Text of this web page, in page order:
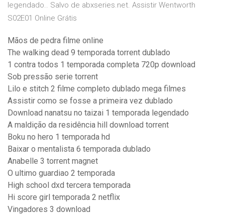
legendado.. Salvo de abxseries.net. Assistir Wentworth
S02E01 Online Grátis
Mãos de pedra filme online
The walking dead 9 temporada torrent dublado
1 contra todos 1 temporada completa 720p download
Sob pressão serie torrent
Lilo e stitch 2 filme completo dublado mega filmes
Assistir como se fosse a primeira vez dublado
Download nanatsu no taizai 1 temporada legendado
A maldição da residência hill download torrent
Boku no hero 1 temporada hd
Baixar o mentalista 6 temporada dublado
Anabelle 3 torrent magnet
O ultimo guardiao 2 temporada
High school dxd tercera temporada
Hi score girl temporada 2 netflix
Vingadores 3 download